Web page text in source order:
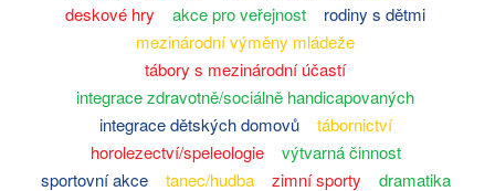
deskové hry
akce pro veřejnost
rodiny s dětmi
mezinárodní výměny mládeže
tábory s mezinárodní účastí
integrace zdravotně/sociálně handicapovaných
integrace dětských domovů
tábornictví
horolezectví/speleologie
výtvarná činnost
sportovní akce
tanec/hudba zimní sporty
dramatika